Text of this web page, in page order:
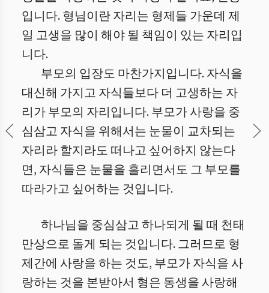
입니다. 형님이란 자리는 형제들 가운데 제
일 고생을 많이 해야 될 책임이 있는 자리입
니다.
부모의 입장도 마찬가지입니다. 자식을
대신해 가지고 자식들보다 더 고생하는 자
리가 부모의 자리입니다. 부모가 사랑을 중
심삼고 자식을 위해서는 눈물이 교차되는
자리라 할지라도 떠나고 싶어하지 않는다
면, 자식들은 눈물을 흘리면서도 그 부모를
따라가고 싶어하는 것입니다.
하나님을 중심삼고 하나되게 될 때 천태
만상으로 돌게 되는 것입니다. 그러므로 형
제간에 사랑을 하는 것도, 부모가 자식을 사
랑하는 것을 본받아서 형은 동생을 사랑해